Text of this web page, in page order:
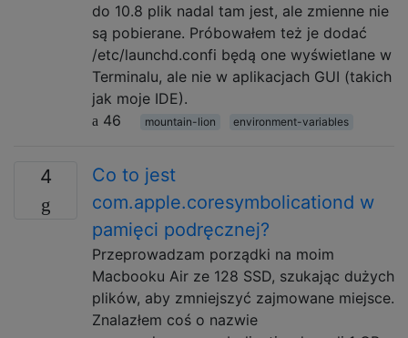
do 10.8 plik nadal tam jest, ale zmienne nie
są pobierane. Próbowałem też je dodać
/etc/launchd.confi będą one wyświetlane w
Terminalu, ale nie w aplikacjach GUI (takich
jak moje IDE).
46
mountain-lion environment-variables
4
Co to jest
com.apple.coresymbolicationd w
pamięci podręcznej?
Przeprowadzam porządki na moim
Macbooku Air ze 128 SSD, szukając dużych
plików, aby zmniejszyć zajmowane miejsce.
Znalazłem coś o nazwie